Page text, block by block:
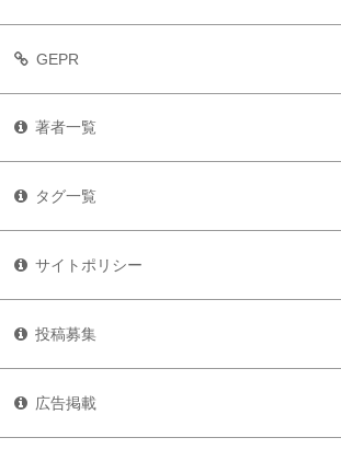
GEPR
著者一覧
タグ一覧
サイトポリシー
投稿募集
広告掲載